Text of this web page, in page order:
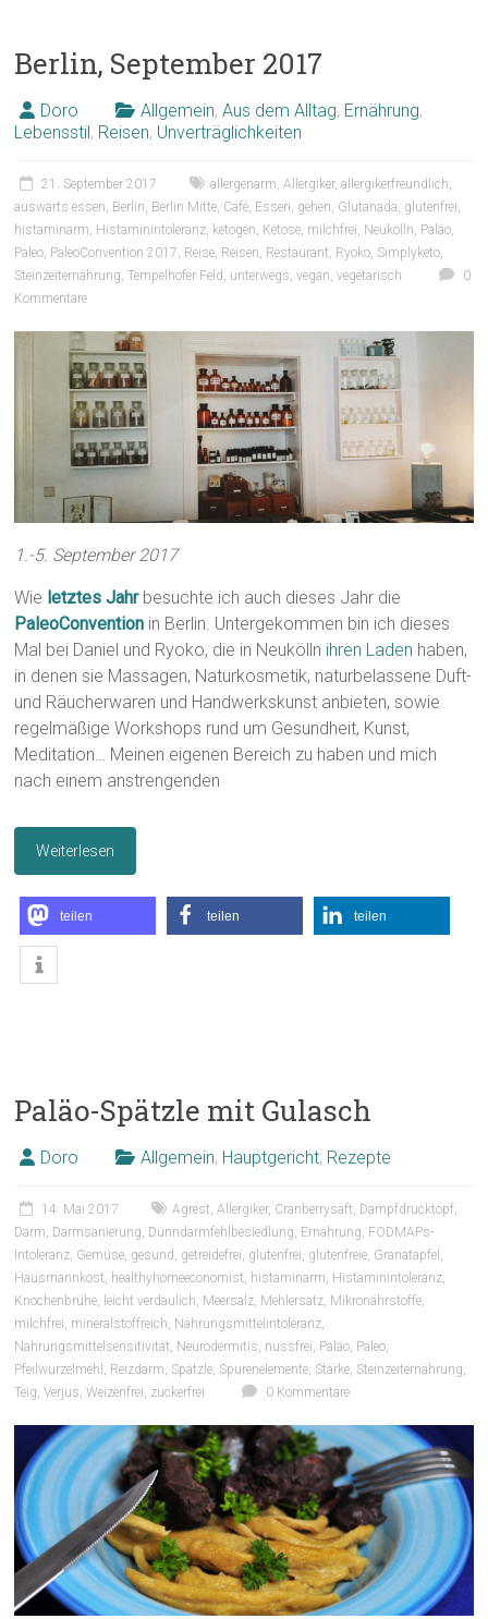
Berlin, September 2017
Doro Allgemein,Aus dem Alltag, Ernährung,
Lebensstil, Reisen, Unverträglichkeiten
21. September 2017 allergenarm,Allergiker,allergikerfreundlich,
auswärts essen, Berlin, Berlin Mitte, Café, Essen, gehen, Glutanada, glutenfrei,
histaminarm, Histaminintoleranz, ketogen, Ketose, milchfrei, Neukölln, Paläo,
Paleo, PaleoConvention 2017, Reise, Reisen, Restaurant, Ryoko, Simplyketo,
Steinzeiternährung,Tempelhofer Feld , unterwegs,vegan,vegetarisch
0
Kommentare
1.-5. September 2017
Wie letztes Jahr besuchte ich auch dieses Jahr die
PaleoConvention in Berlin. Untergekommen bin ich dieses
Mal bei Daniel und Ryoko, die in Neukölln ihren Laden haben,
in denen sie Massagen, Naturkosmetik, naturbelassene Duft-
und Räucherwaren und Handwerkskunst anbieten, sowie
regelmäßige Workshops rund um Gesundheit, Kunst,
Meditation… Meinen eigenen Bereich zu haben und mich
nach einem anstrengenden
Weiterlesen
teilen teilen teilen
Paläo-Spätzle mit Gulasch
Doro Allgemein, Hauptgericht, Rezepte
14. Mai 2017 Agrest ,Allergiker, Cranberrysaft Dampfdrucktopf
Darm Darmsanierung Dünndarmfehlbesiedlung Ernährung FODMAPs-
Intoleranz Gemüse gesund getreidefrei glutenfrei glutenfreie Granatapfel
Hausmannkost
healthyhomeeconomist histaminarm Histaminintoleranz
Knochenbrühe
leicht verdaulich Meersalz Mehlersatz Mikronährstoffe
milchfrei mineralstoffreich Nahrungsmittelintoleranz
Nahrungsmittelsensitivität Neurodermitis nussfrei Paläo Paleo
Pfeilwurzelmehl
Reizdarm Spätzle Spurenelemente Stärke Steinzeiternährung
Teig ,Verjus ,Weizenfrei zuckerfrei 0 Kommentare